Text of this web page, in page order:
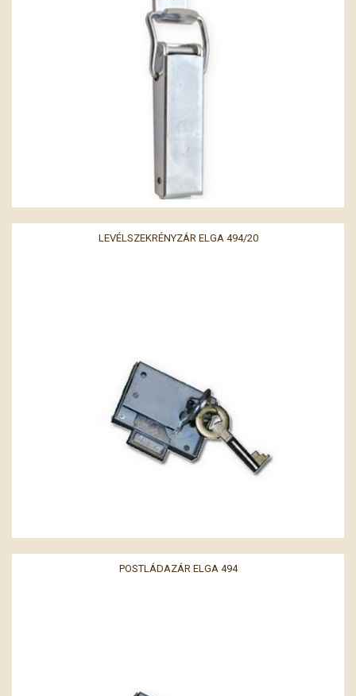
LEVÉLSZEKRÉNYZÁR ELGA 494/20
POSTLÁDAZÁR ELGA 494